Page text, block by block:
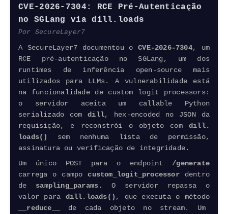
CVE-2026-7304: RCE Pré-Autenticação
no SGLang via dill.​loads
Por SecureLayer7
A SecureLayer7 documentou o CVE-2026-7304, um
RCE pré-autenticação no SGLang, um dos
runtimes de inferência open-sourcemais
utilizados para LLMs. A vulnerabilidade está
na funcionalidade de custom logit processors:
o servidor aceita um callable Python
serializado com dill, hex-encoded no JSON da
requisição, e reconstrói o objeto comdill.​
loads() sem nenhuma lista de permissão,
assinatura ou verificação de integridade.
Um único POST para o endpoint
/generate
carrega o campo custom_logit_processor dentro
de sampling_params. O servidor repassa o
valor para dill.​loads() , que executa o método
__reduce__ de cada objeto no stream. Um